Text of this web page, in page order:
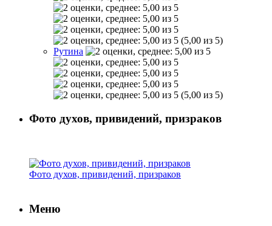
(5,00 из 5)
Рутина
(5,00 из 5)
Фото духов, привидений, призраков
Фото духов, привидений, призраков
Меню